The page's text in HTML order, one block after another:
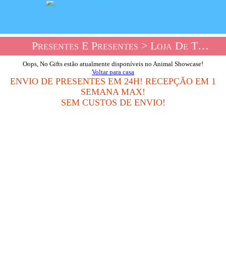
Presentes E Presentes > Loja De Túmulos De Animais
Oops, No Gifts estão atualmente disponíveis no Animal Showcase!
Voltar para casa
ENVIO DE PRESENTES EM 24H! RECEPÇÃO EM 1
SEMANA MAX!
SEM CUSTOS DE ENVIO!